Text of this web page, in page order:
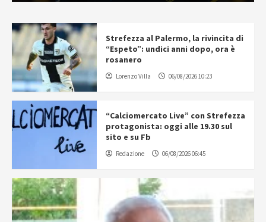
Strefezza al Palermo, la rivincita di
“Espeto”: undici anni dopo, ora è
rosanero
Lorenzo Villa 06/08/2026 10:23
“Calciomercato Live” con Strefezza
protagonista: oggi alle 19.30 sul
sito e su Fb
Redazione 06/08/2026 06:45